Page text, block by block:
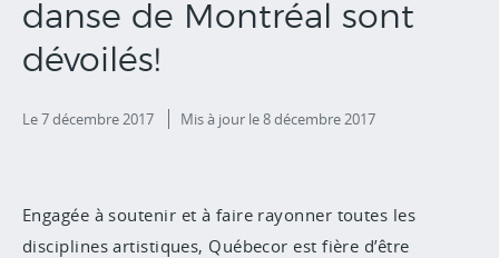
danse de Montréal sont
dévoilés!
Le 7 décembre 2017 Mis à jour le 8 décembre 2017
Engagée à soutenir et à faire rayonner toutes les
disciplines artistiques, Québecor est fière d’être